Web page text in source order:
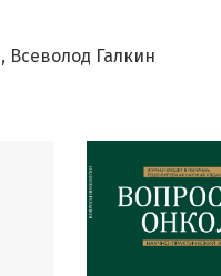
Всеволод Галкин